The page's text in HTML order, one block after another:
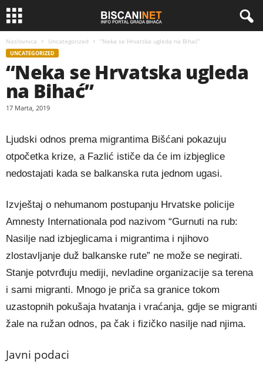
Naslovnica Uncategorized “Neka se Hrvatska ugleda na Bihać”
UNCATEGORIZED
“Neka se Hrvatska ugleda
na Bihać”
17 Marta, 2019
Ljudski odnos prema migrantima Bišćani pokazuju
otpočetka krize, a Fazlić ističe da će im izbjeglice
nedostajati kada se balkanska ruta jednom ugasi.
Izvještaj o nehumanom postupanju Hrvatske policije
Amnesty Internationala pod nazivom “Gurnuti na rub:
Nasilje nad izbjeglicama i migrantima i njihovo
zlostavljanje duž balkanske rute” ne može se negirati.
Stanje potvrđuju mediji, nevladine organizacije sa terena
i sami migranti. Mnogo je priča sa granice tokom
uzastopnih pokušaja hvatanja i vraćanja, gdje se migranti
žale na ružan odnos, pa čak i fizičko nasilje nad njima.
Javni podaci